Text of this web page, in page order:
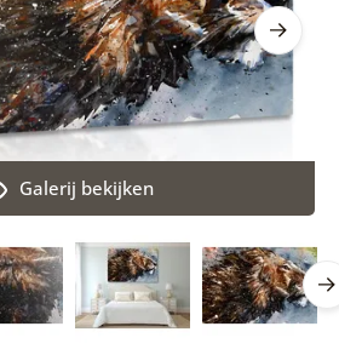
Galerij bekijken